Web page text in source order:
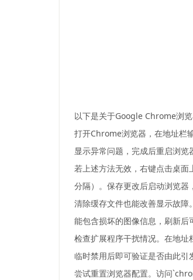
以下是关于Google Chrome浏
打开Chrome浏览器，在地址栏
显示异常问题，完成后重启浏览
若上述方法无效，右键点击桌
分隔）。保存更改后启动浏览器
清除缓存文件也能改善显示故
能包含损坏的图像信息，刷新后
检查扩展程序干扰情况。在地
临时禁用后即可验证是否由此引
尝试重置浏览器配置。访问